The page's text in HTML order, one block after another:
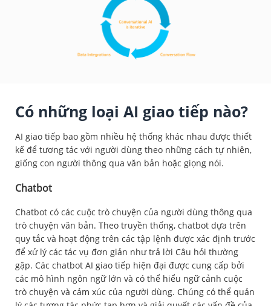
Có những loại AI giao tiếp nào?
AI giao tiếp bao gồm nhiều hệ thống khác nhau được thiết
kế để tương tác với người dùng theo những cách tự nhiên,
giống con người thông qua văn bản hoặc giọng nói.
Chatbot
Chatbot có các cuộc trò chuyện của người dùng thông qua
trò chuyện văn bản. Theo truyền thống, chatbot dựa trên
quy tắc và hoạt động trên các tập lệnh được xác định trước
để xử lý các tác vụ đơn giản như trả lời Câu hỏi thường
gặp. Các chatbot AI giao tiếp hiện đại được cung cấp bởi
các mô hình ngôn ngữ lớn và có thể hiểu ngữ cảnh cuộc
trò chuyện và cảm xúc của người dùng. Chúng có thể quản